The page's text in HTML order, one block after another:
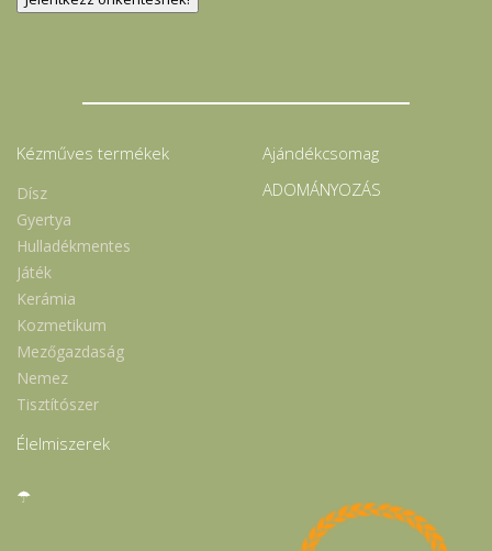
Kézműves termékek
Dísz
Gyertya
Hulladékmentes
Játék
Kerámia
Kozmetikum
Mezőgazdaság
Nemez
Tisztítószer
Élelmiszerek
Ajándékcsomag
ADOMÁNYOZÁS
☂